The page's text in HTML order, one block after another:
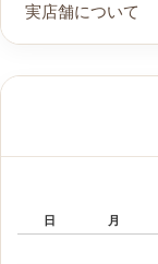
実店舗について
日 月